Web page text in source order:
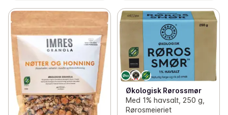
Økologisk Rørossmør
Med 1% havsalt, 250 g,
Rørosmeieriet